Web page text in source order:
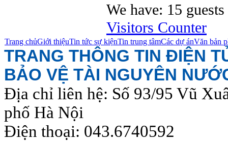
We have: 15
Visitors Counter
Trang chủGiới thiệuTin tức sự kiệnTin trung tâmCác dự ánVăn bản
TRANG THÔNG TIN ĐIỆN
BẢO VỆ TÀI NGUYÊN
Địa chỉ liên hệ: Số 93/95 Vũ
phố Hà Nội
Điện thoại: